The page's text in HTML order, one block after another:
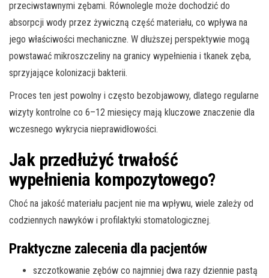
przeciwstawnymi zębami. Równolegle może dochodzić do
absorpcji wody przez żywiczną część materiału, co wpływa na
jego właściwości mechaniczne. W dłuższej perspektywie mogą
powstawać mikroszczeliny na granicy wypełnienia i tkanek zęba,
sprzyjające kolonizacji bakterii.
Proces ten jest powolny i często bezobjawowy, dlatego regularne
wizyty kontrolne co 6–12 miesięcy mają kluczowe znaczenie dla
wczesnego wykrycia nieprawidłowości.
Jak przedłużyć trwałość
wypełnienia kompozytowego?
Choć na jakość materiału pacjent nie ma wpływu, wiele zależy od
codziennych nawyków i profilaktyki stomatologicznej.
Praktyczne zalecenia dla pacjentów
szczotkowanie zębów co najmniej dwa razy dziennie pastą